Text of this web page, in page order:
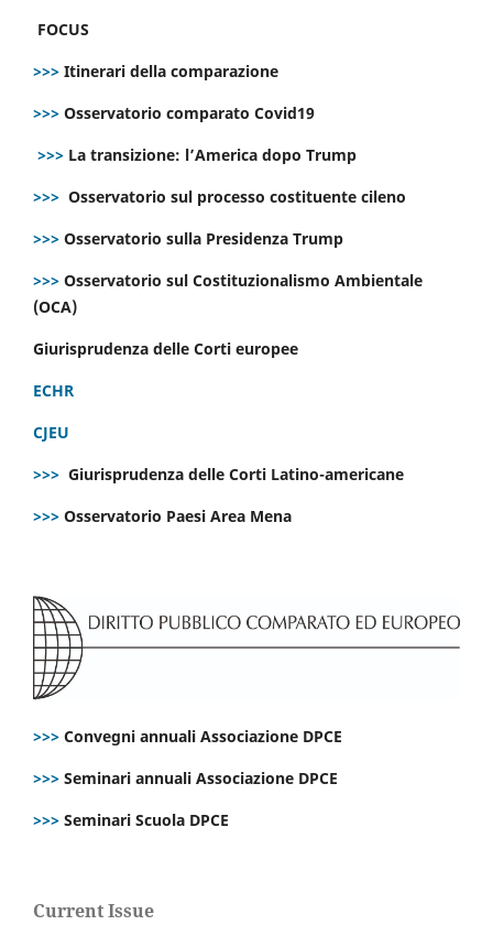
FOCUS
>>> Itinerari della comparazione
>>> Osservatorio comparato Covid19
>>> La transizione: l’America dopo Trump
>>> Osservatorio sul processo costituente cileno
>>> Osservatorio sulla Presidenza Trump
>>> Osservatorio sul Costituzionalismo Ambientale
(OCA)
Giurisprudenza delle Corti europee
ECHR
CJEU
>>> Giurisprudenza delle Corti Latino-americane
>>> Osservatorio Paesi Area Mena
>>> Convegni annuali Associazione DPCE
>>> Seminari annuali Associazione DPCE
>>> Seminari Scuola DPCE
Current Issue